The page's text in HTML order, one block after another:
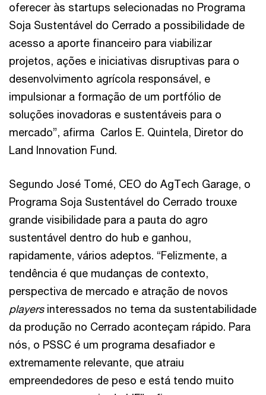
oferecer às startups selecionadas no Programa
Soja Sustentável do Cerrado a possibilidade de
acesso a aporte financeiro para viabilizar
projetos, ações e iniciativas disruptivas para o
desenvolvimento agrícola responsável, e
impulsionar a formação de um portfólio de
soluções inovadoras e sustentáveis para o
mercado”, afirma Carlos E. Quintela, Diretor do
Land Innovation Fund.
Segundo José Tomé, CEO do AgTech Garage, o
Programa Soja Sustentável do Cerrado trouxe
grande visibilidade para a pauta do agro
sustentável dentro do hub e ganhou,
rapidamente, vários adeptos. “Felizmente, a
tendência é que mudanças de contexto,
perspectiva de mercado e atração de novos
playersinteressados no tema da sustentabilidade
da produção no Cerrado aconteçam rápido. Para
nós, o PSSC é um programa desafiador e
extremamente relevante, que atraiu
empreendedores de peso e está tendo muito